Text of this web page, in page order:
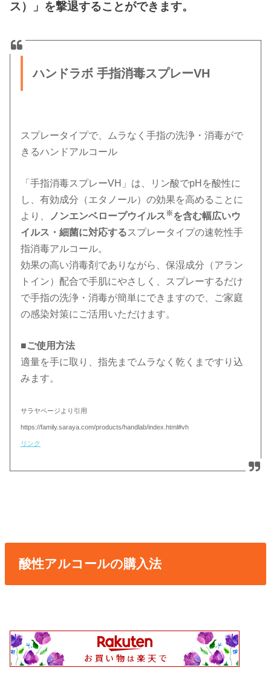
ス）」を撃退することができます。
ハンドラボ 手指消毒スプレーVH
スプレータイプで、ムラなく手指の洗浄・消毒がで
きるハンドアルコール
「手指消毒スプレーVH」は、リン酸でpHを酸性に
し、有効成分（エタノール）の効果を高めることに
より、
ノンエンベロープウイルス ※を含む幅広いウ
イルス・細菌に対応するスプレータイプの速乾性手
指消毒アルコール。
効果の高い消毒剤でありながら、保湿成分（アラン
トイン）配合で手肌にやさしく、スプレーするだけ
で手指の洗浄・消毒が簡単にできますので、ご家庭
の感染対策にご活用いただけます。
■ご使用方法
適量を手に取り、指先までムラなく乾くまですり込
みます。
サラヤページより引用
https://family.saraya.com/products/handlab/index.html#vh
リンク
酸性アルコールの購入法